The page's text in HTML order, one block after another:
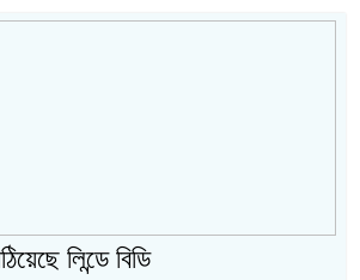
লিন্ডে বিডি